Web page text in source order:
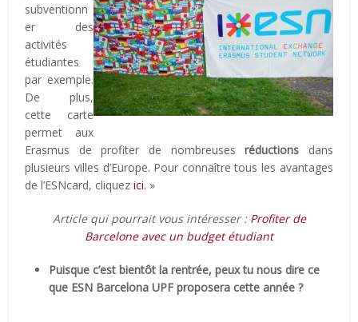
subventionn
er des
activités
étudiantes
par exemple.
De plus,
cette carte
permet aux
Erasmus de profiter de nombreusesréductions dans
plusieurs villes d’Europe. Pour connaître tous les avantages
de l’ESNcard, cliquezici. »
Article qui pourrait vous intéresser : Profiter de
Barcelone avec un budget étudiant
Puisque c’est bientôt la rentrée, peux tu nous dire ce
que ESN Barcelona UPF proposera cette année ?